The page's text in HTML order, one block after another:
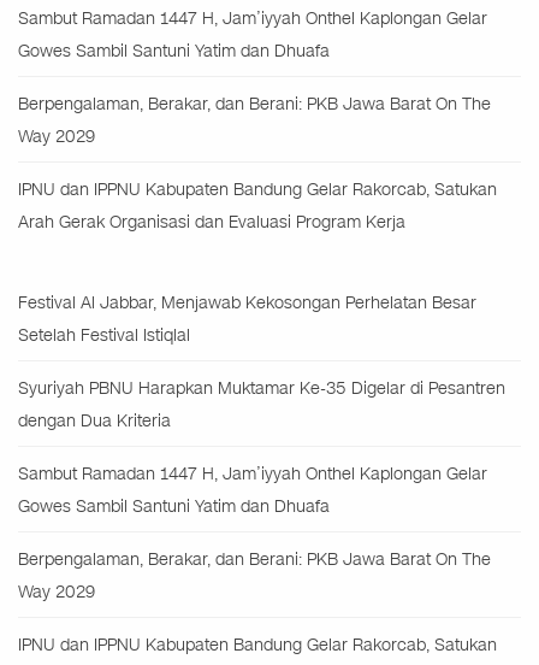
Sambut Ramadan 1447 H, Jam’iyyah Onthel Kaplongan Gelar
Gowes Sambil Santuni Yatim dan Dhuafa
Berpengalaman, Berakar, dan Berani: PKB Jawa Barat On The
Way 2029
IPNU dan IPPNU Kabupaten Bandung Gelar Rakorcab, Satukan
Arah Gerak Organisasi dan Evaluasi Program Kerja
Festival Al Jabbar, Menjawab Kekosongan Perhelatan Besar
Setelah Festival Istiqlal
Syuriyah PBNU Harapkan Muktamar Ke-35 Digelar di Pesantren
dengan Dua Kriteria
Sambut Ramadan 1447 H, Jam’iyyah Onthel Kaplongan Gelar
Gowes Sambil Santuni Yatim dan Dhuafa
Berpengalaman, Berakar, dan Berani: PKB Jawa Barat On The
Way 2029
IPNU dan IPPNU Kabupaten Bandung Gelar Rakorcab, Satukan